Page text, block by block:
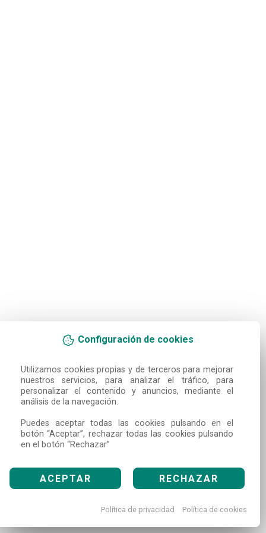
Configuración de cookies
Utilizamos cookies propias y de terceros para mejorar
nuestros servicios, para analizar el tráfico, para
personalizar el contenido y anuncios, mediante el
análisis de la navegación.
Puedes aceptar todas las cookies pulsando en el
botón “Aceptar”, rechazar todas las cookies pulsando
en el botón “Rechazar”
ACEPTAR RECHAZAR
Política de privacidad Política de cookies